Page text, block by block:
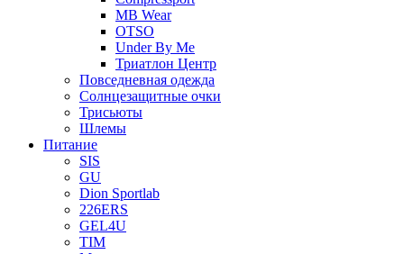
MB Wear
OTSO
Under By Me
Триатлон Центр
Повседневная одежда
Солнцезащитные очки
Трисьюты
Шлемы
Питание
SIS
GU
Dion Sportlab
226ERS
GEL4U
TIM